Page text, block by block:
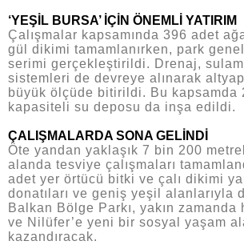
‘YEŞİL BURSA’ İÇİN ÖNEMLİ YATIRIM
Çalışmalar kapsamında 396 adet
gül dikimi tamamlanırken, park
serimi gerçekleştirildi. Drenaj,
sistemleri de devreye alınarak
büyük ölçüde bitirildi. Bu kapsamda
kapasiteli su deposu da inşa edildi.
ÇALIŞMALARDA SONA GELİNDİ
Öte yandan yaklaşık 7 bin 200
alanda tesviye çalışmaları
adet yer örtücü bitki ve çalı dikimi
donatıları ve geniş yeşil alanlarıyla
Balkan Bölge Parkı, yakın zamanda
ve Nilüfer’e yeni bir sosyal yaşam
kazandıracak.